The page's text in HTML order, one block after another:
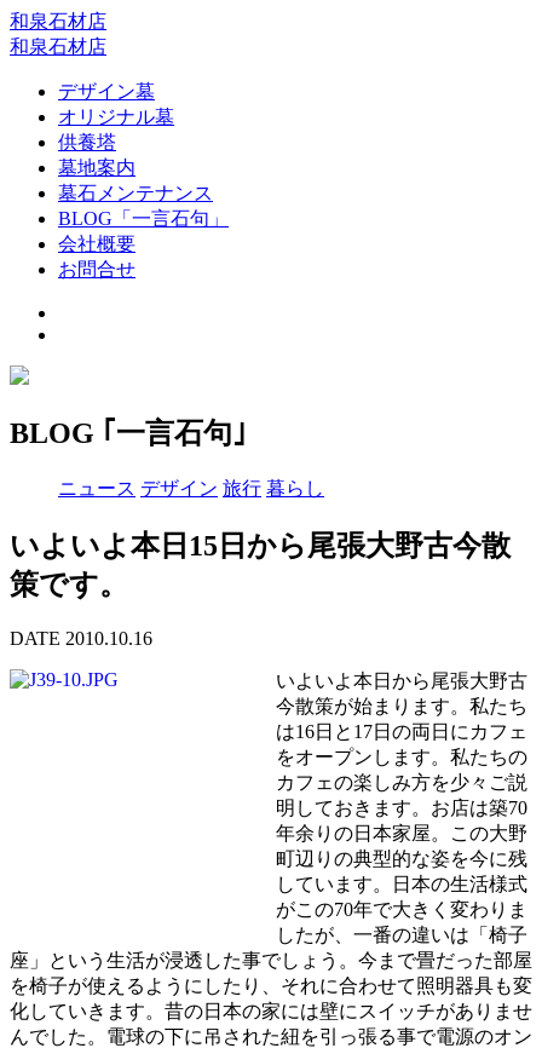
和泉石材店
和泉石材店
デザイン墓
オリジナル墓
供養塔
墓地案内
墓石メンテナンス
BLOG「一言石句」
会社概要
お問合せ
BLOG ｢一言石句｣
ニュース デザイン 旅行 暮らし
いよいよ本日15日から尾張大野古今散
策です。
DATE 2010.10.16
いよいよ本日から尾張大野古
今散策が始まります。私たち
は16日と17日の両日にカフェ
をオープンします。私たちの
カフェの楽しみ方を少々ご説
明しておきます。お店は築70
年余りの日本家屋。この大野
町辺りの典型的な姿を今に残
しています。日本の生活様式
がこの70年で大きく変わりま
したが、一番の違いは「椅子
座」という生活が浸透した事でしょう。今まで畳だった部屋
を椅子が使えるようにしたり、それに合わせて照明器具も変
化していきます。昔の日本の家には壁にスイッチがありませ
んでした。電球の下に吊された紐を引っ張る事で電源のオン